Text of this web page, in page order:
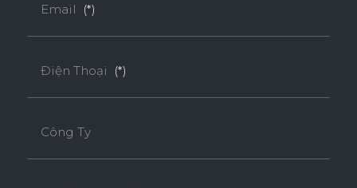
Email (*)
Điện Thoại (*)
Công Ty